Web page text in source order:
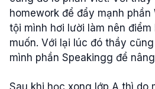
homework để đẩy mạnh phần
tội mình hơi lười làm nên điểm
muốn. Với lại lúc đó thầy cũng
mình phần Speakingg để nâng
Sau khi học xong lớp A thì do